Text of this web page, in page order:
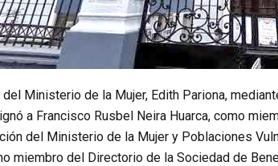
del Ministerio de la Mujer, Edith Pariona,
a Francisco Rusbel Neira Huarca, como
del Ministerio de la Mujer y Poblaciones
miembro del Directorio de la Sociedad de